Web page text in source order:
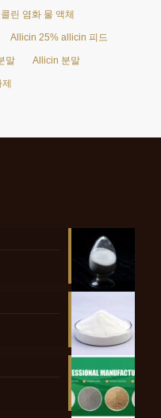
린 염화 물 액체
Allicin 25% allicin 피드
말 Allicin 분말